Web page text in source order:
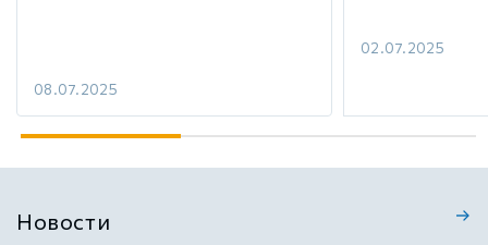
08.07.2025
02.07.2025
Новости